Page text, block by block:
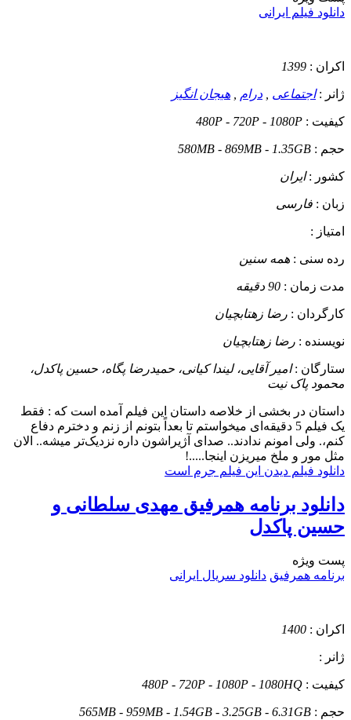
دانلود فیلم ایرانی
اکران : 1399
ژانر :اجتماعی درام هیجان انگیز
کیفیت : 480P - 720P - 1080P
حجم : 580MB - 869MB - 1.35GB
کشور :ایران
زبان : فارسی
امتیاز :
رده سنی : همه سنین
مدت زمان : 90 دقیقه
کارگردان : رضا زهتابچیان
نویسنده : رضا زهتابچیان
ستارگان :امیر آقایی، لیندا کیانی، حمیدرضا پگاه، حسین پاکدل،
محمود پاک نیت
داستان در بخشی از خلاصه داستان این فیلم آمده است که : فقط
یک فیلم 5 دقیقه‌ای میخواستم تا بعداً بتونم از زنم و دخترم دفاع
کنم،. ولی امونم ندادند.. صدای آژیراشون داره نزدیک‌تر میشه.. الان
مثل مور و ملخ میریزن اینجا.....!
دانلود فیلم دیدن این فیلم جرم است
دانلود برنامه همرفیق مهدی سلطانی و
حسین پاکدل
پست ويژه
برنامه همرفیق دانلود سریال ایرانی
اکران : 1400
ژانر :
کیفیت : 480P - 720P - 1080P - 1080HQ
حجم : 565MB - 959MB - 1.54GB - 3.25GB - 6.31GB